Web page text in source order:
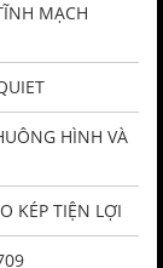
MẠCH
HÌNH VÀ
KÉP TIỆN LỢI